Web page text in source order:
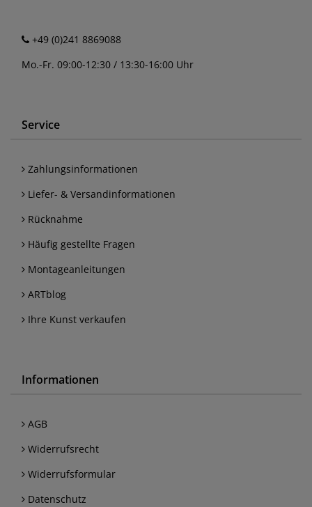
+49 (0)241 8869088
Mo.-Fr. 09:00-12:30 / 13:30-16:00 Uhr
Service
Zahlungsinformationen
Liefer- & Versandinformationen
Rücknahme
Häufig gestellte Fragen
Montageanleitungen
ARTblog
Ihre Kunst verkaufen
Informationen
AGB
Widerrufsrecht
Widerrufsformular
Datenschutz